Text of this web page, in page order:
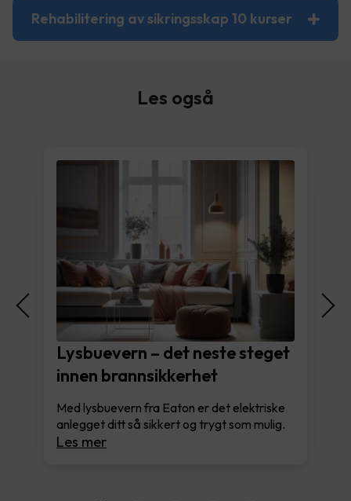
Rehabilitering av sikringsskap 10 kurser
Les også
Lysbuevern – det neste steget
innen brannsikkerhet
Med lysbuevern fra Eaton er det elektriske
anlegget ditt så sikkert og trygt som mulig.
Les mer